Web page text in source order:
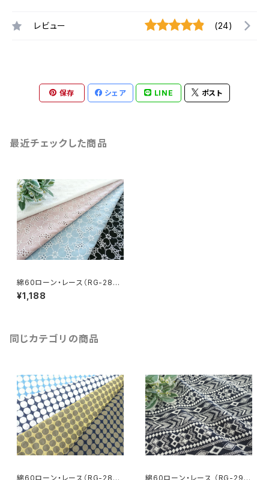
レビュー (24)
保存 シェア LINE ポスト
最近チェックした商品
綿60ローン・レース（RG-2829
7）
¥1,188
同じカテゴリの商品
綿60ローン・レース（RG-2836 綿60ローン・レース （RG-293